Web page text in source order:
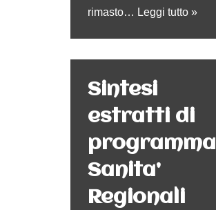
rimasto… Leggi tutto »
Sintesi
estratti di
programma
Sanita’
Regionali